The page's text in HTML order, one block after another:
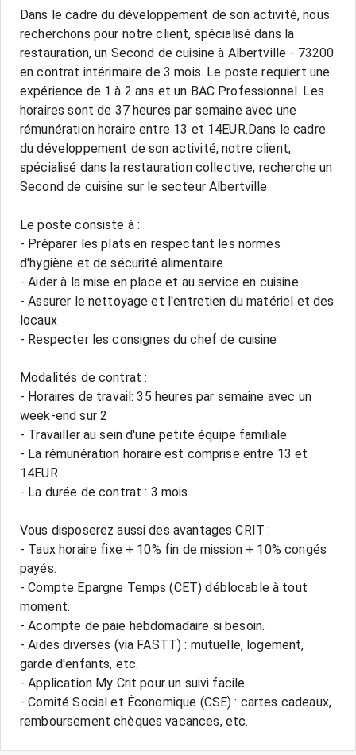
Dans le cadre du développement de son activité, nous
recherchons pour notre client, spécialisé dans la
restauration, un Second de cuisine à Albertville - 73200
en contrat intérimaire de 3 mois. Le poste requiert une
expérience de 1 à 2 ans et un BAC Professionnel. Les
horaires sont de 37 heures par semaine avec une
rémunération horaire entre 13 et 14EUR.Dans le cadre
du développement de son activité, notre client,
spécialisé dans la restauration collective, recherche un
Second de cuisine sur le secteur Albertville.
Le poste consiste à :
- Préparer les plats en respectant les normes
d'hygiène et de sécurité alimentaire
- Aider à la mise en place et au service en cuisine
- Assurer le nettoyage et l'entretien du matériel et des
locaux
- Respecter les consignes du chef de cuisine
Modalités de contrat :
- Horaires de travail: 35 heures par semaine avec un
week-end sur 2
- Travailler au sein d'une petite équipe familiale
- La rémunération horaire est comprise entre 13 et
14EUR
- La durée de contrat : 3 mois
Vous disposerez aussi des avantages CRIT :
- Taux horaire fixe + 10% fin de mission + 10% congés
payés.
- Compte Epargne Temps (CET) déblocable à tout
moment.
- Acompte de paie hebdomadaire si besoin.
- Aides diverses (via FASTT) : mutuelle, logement,
garde d'enfants, etc.
- Application My Crit pour un suivi facile.
- Comité Social et Économique (CSE) : cartes cadeaux,